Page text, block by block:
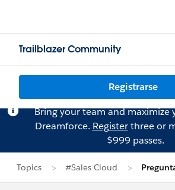
Trailblazer Community
Registrarse
Bring your team and maximize
Dreamforce. Registerthree or
$999 passes.
Topics #Sales Cloud